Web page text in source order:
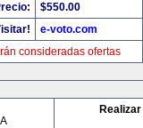
$550.00
e-voto.com
consideradas ofertas